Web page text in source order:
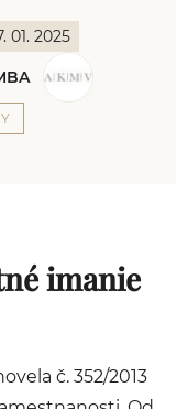
01. 2025
imanie
č. 352/2013